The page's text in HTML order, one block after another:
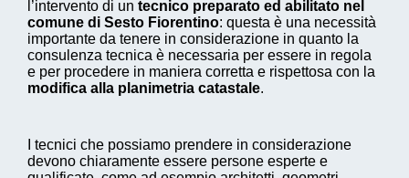
l’intervento di un tecnico preparato ed abilitato nel
comune di Sesto Fiorentino: questa è una necessità
importante da tenere in considerazione in quanto la
consulenza tecnica è necessaria per essere in regola
e per procedere in maniera corretta e rispettosa con la
modifica alla planimetria catastale.
I tecnici che possiamo prendere in considerazione
devono chiaramente essere persone esperte e